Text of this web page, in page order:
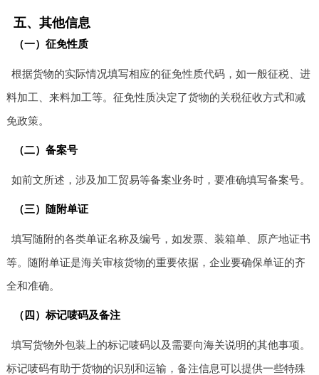
五、其他信息
（一）征免性质
根据货物的实际情况填写相应的征免性质代码，如一般征税、进
料加工、来料加工等。征免性质决定了货物的关税征收方式和减
免政策。
（二）备案号
如前文所述，涉及加工贸易等备案业务时，要准确填写备案号。
（三）随附单证
填写随附的各类单证名称及编号，如发票、装箱单、原产地证书
等。随附单证是海关审核货物的重要依据，企业要确保单证的齐
全和准确。
（四）标记唛码及备注
填写货物外包装上的标记唛码以及需要向海关说明的其他事项。
标记唛码有助于货物的识别和运输，备注信息可以提供一些特殊